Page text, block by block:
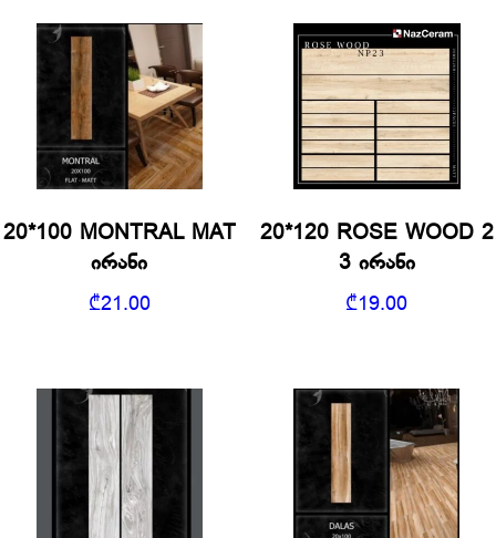
20*100 MONTRAL MAT
ირანი
₾21.00
20*120 ROSE WOOD 2
3 ირანი
₾19.00